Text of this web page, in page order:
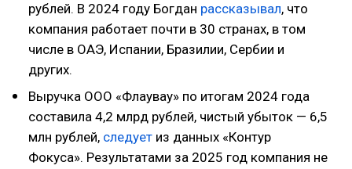
рублей. В 2024 году Богдан рассказывал, что
компания работает почти в 30 странах, в том
числе в ОАЭ, Испании, Бразилии, Сербии и
других.
Выручка ООО «Флаувау» по итогам 2024 года
составила 4,2 млрд рублей, чистый убыток — 6,5
млн рублей, следует из данных «Контур
Фокуса». Результатами за 2025 год компания не